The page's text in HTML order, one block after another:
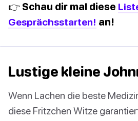
👉 Schau dir mal diese
Gesprächsstarten! an!
Lustige kleine
Wenn Lachen die beste
diese Fritzchen Witze